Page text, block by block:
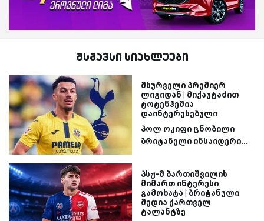
მსგავსი სიახლეები
მსურველი პრემიერ
ლიგიდან | მიქაუტაძით
ტოტენჰემია
დაინტერესებული
პოლ ოკიფი ცნობილი
ბრიტანელი ინსაიდერი...
პსჟ-მ ბართიშვილის
მიმართ ინტერესი
გამოხატა | ბრიტანული
მედია ქართველ
ტალანტზე